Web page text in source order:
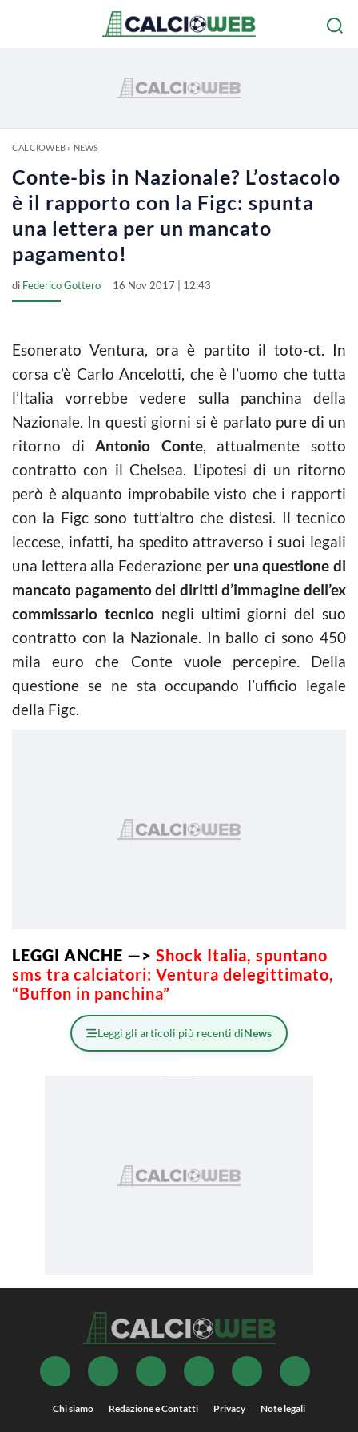
CALCIOWEB» NEWS
Conte-bis in Nazionale? L’ostacolo
è il rapporto con la Figc: spunta
una lettera per un mancato
pagamento!
di Federico Gottero 16 Nov 2017 | 12:43
Esonerato Ventura, ora è partito il toto-ct. In
corsa c’è Carlo Ancelotti, che è l’uomo che tutta
l’Italia vorrebbe vedere sulla panchina della
Nazionale. In questi giorni si è parlato pure di un
ritorno di Antonio Conte, attualmente sotto
contratto con il Chelsea. L’ipotesi di un ritorno
però è alquanto improbabile visto che i rapporti
con la Figc sono tutt’altro che distesi. Il tecnico
leccese, infatti, ha spedito attraverso i suoi legali
una lettera alla Federazione per una questione di
mancato pagamento dei diritti d’immagine dell’ex
commissario tecnico negli ultimi giorni del suo
contratto con la Nazionale. In ballo ci sono 450
mila euro che Conte vuole percepire. Della
questione se ne sta occupando l’ufficio legale
della Figc.
LEGGI ANCHE —> Shock Italia, spuntano
sms tra calciatori: Ventura delegittimato,
“Buffon in panchina”
Leggi gli articoli più recenti diNews
Chi siamo Redazione e Contatti Privacy Note legali